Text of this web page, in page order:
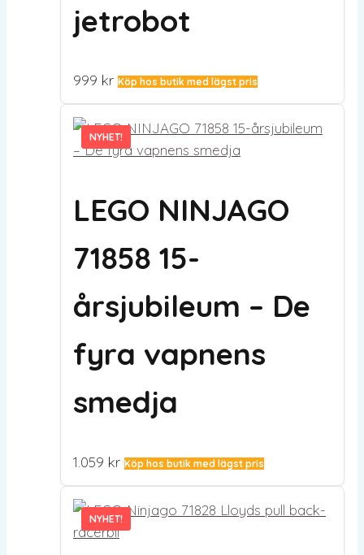
jetrobot
999 kr Köp hos butik med lägst pris
NYHET!
NYHET!
LEGO NINJAGO
71858 15-
årsjubileum – De
fyra vapnens
smedja
1.059 kr Köp hos butik med lägst pris
NYHET!
NYHET!